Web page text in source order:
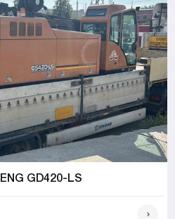
GD420-LS